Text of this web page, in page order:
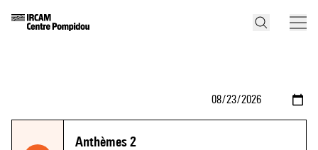
Anthèmes 2